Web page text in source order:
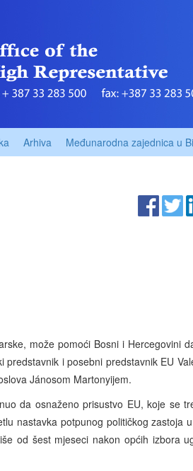
Arhiva Međunarodna zajednica u
može pomoći Bosni i Hercegovini
i posebni predstavnik EU
Jánosom Martonyijem.
da osnaženo prisustvo EU, koje se
nastavka potpunog političkog zastoja
od šest mjeseci nakon općih izbora